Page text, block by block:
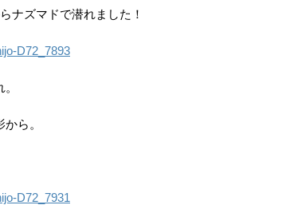
ナズマドで潜れました！
ら。